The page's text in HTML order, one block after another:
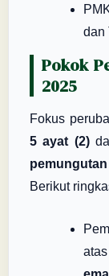
dan
Pokok
2025
Fokus
5 ayat (2)
Berikut